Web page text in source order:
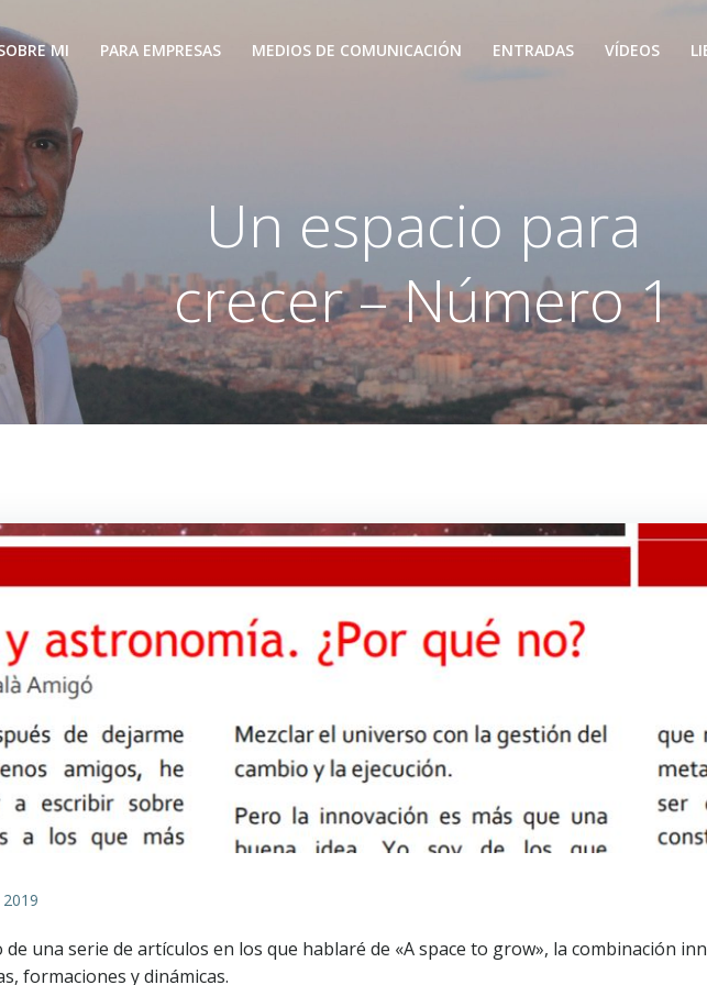
MI PARA EMPRESAS MEDIOS DE COMUNICACIÓN ENTRADAS VÍDEOS
Un espacio para
crecer – Número 1
una serie de artículos en los que hablaré de «A space to grow», la combinación
formaciones y dinámicas.